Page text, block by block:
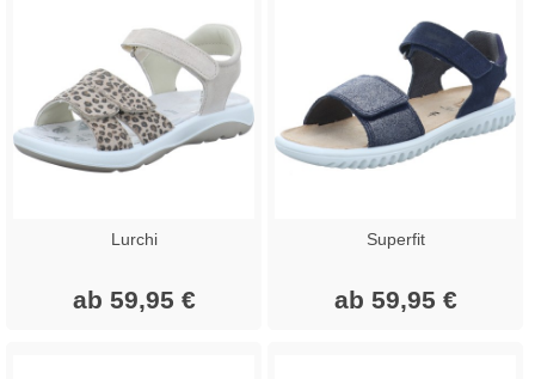
Lurchi
ab 59,95 €
Superfit
ab 59,95 €